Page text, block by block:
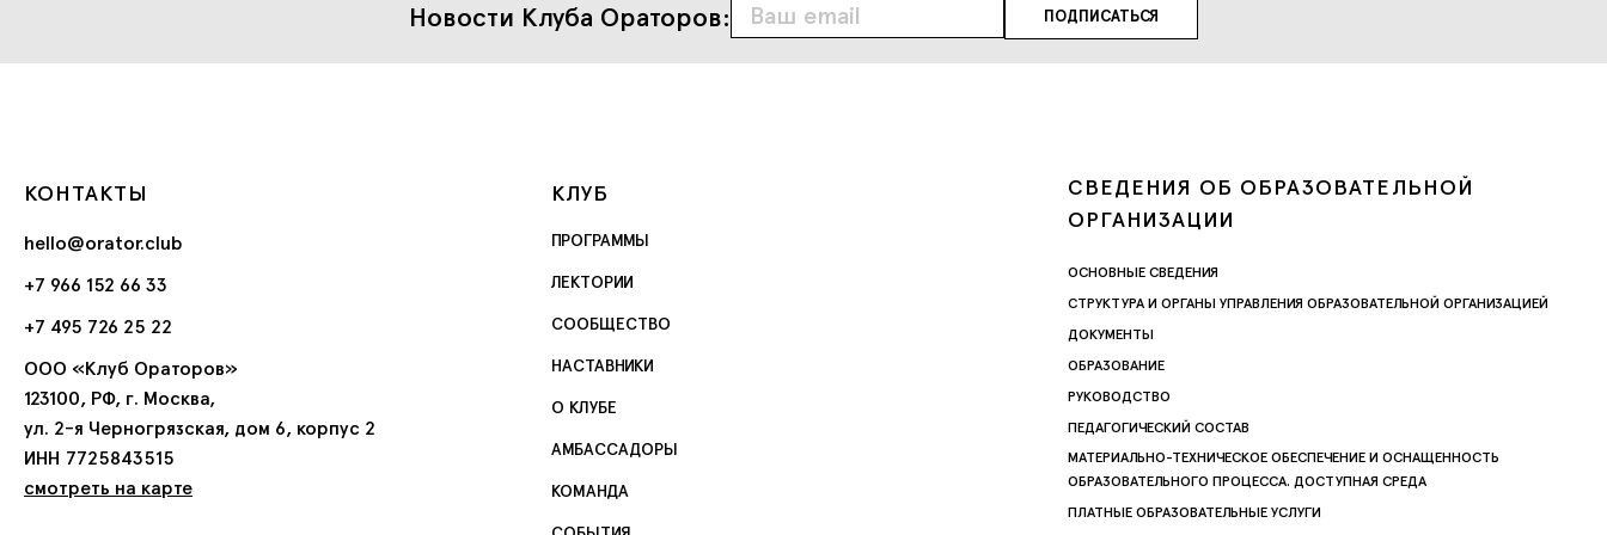
Новости Клуба Ораторов:
КОНТАКТЫ
hello@orator.club
+7 966 152 66 33
+7 495 726 25 22
ООО «Клуб Ораторов»
123100, РФ, г. Москва,
ул. 2-я Черногрязская, дом 6, корпус 2
ИНН 7725843515
смотреть на карте
КЛУБ
ПРОГРАММЫ
ЛЕКТОРИИ
СООБЩЕСТВО
НАСТАВНИКИ
О КЛУБЕ
АМБАССАДОРЫ
КОМАНДА
СВЕДЕНИЯ ОБ ОБРАЗОВАТЕЛЬНОЙ
ОРГАНИЗАЦИИ
ОСНОВНЫЕ СВЕДЕНИЯ
СТРУКТУРА И ОРГАНЫ УПРАВЛЕНИЯ ОБРАЗОВАТЕЛЬНОЙ ОРГАНИЗАЦИЕЙ
ДОКУМЕНТЫ
ОБРАЗОВАНИЕ
РУКОВОДСТВО
ПЕДАГОГИЧЕСКИЙ СОСТАВ
МАТЕРИАЛЬНО-ТЕХНИЧЕСКОЕ ОБЕСПЕЧЕНИЕ И ОСНАЩЕННОСТЬ
ОБРАЗОВАТЕЛЬНОГО ПРОЦЕССА. ДОСТУПНАЯ СРЕДА
ПЛАТНЫЕ ОБРАЗОВАТЕЛЬНЫЕ УСЛУГИ